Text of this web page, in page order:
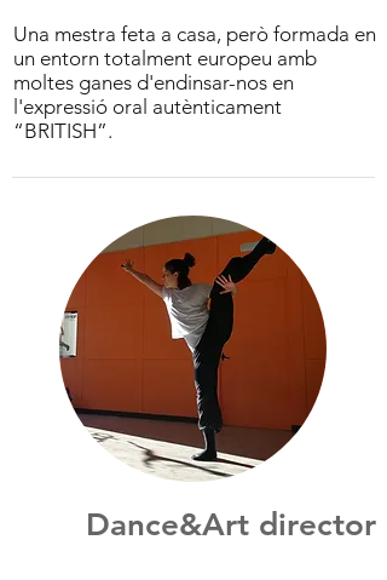
Una mestra feta a casa, però formada en
un entorn totalment europeu amb
moltes ganes d'endinsar-nos en
l'expressió oral autènticament
“BRITISH”.
Dance&Art director